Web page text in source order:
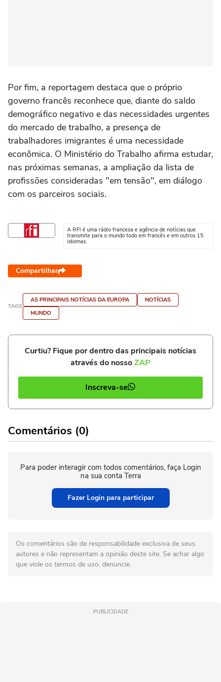
Por fim, a reportagem destaca que o próprio
governo francês reconhece que, diante do saldo
demográfico negativo e das necessidades urgentes
do mercado de trabalho, a presença de
trabalhadores imigrantes é uma necessidade
econômica. O Ministério do Trabalho afirma estudar,
nas próximas semanas, a ampliação da lista de
profissões consideradas "em tensão", em diálogo
com os parceiros sociais.
A RFI é uma rádio francesa e agência de notícias que
transmite para o mundo todo em francês e em outros 15
idiomas.
Compartilhar
TAGS
AS PRINCIPAIS NOTÍCIAS DA EUROPA
NOTÍCIAS
MUNDO
Curtiu? Fique por dentro das principais notícias
através do nossoZAP
Inscreva-se
Comentários (0)
Para poder interagir com todos comentários, faça Login
na sua conta Terra
Fazer Login para participar
Os comentários são de responsabilidade exclusiva de seus
autores e não representam a opinião deste site. Se achar algo
que viole os termos de uso, denuncie.
PUBLICIDADE